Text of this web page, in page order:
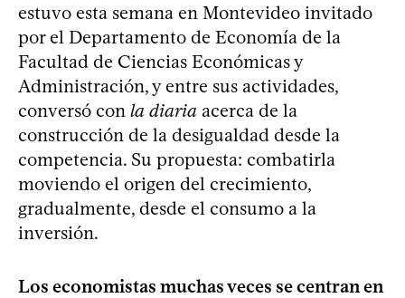
estuvo esta semana en Montevideo invitado
por el Departamento de Economía de la
Facultad de Ciencias Económicas y
Administración, y entre sus actividades,
conversó con la diaria acerca de la
construcción de la desigualdad desde la
competencia. Su propuesta: combatirla
moviendo el origen del crecimiento,
gradualmente, desde el consumo a la
inversión.
Los economistas muchas veces se centran en